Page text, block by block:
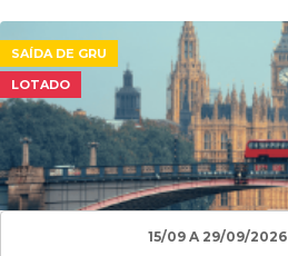
SAÍDA DE GRU
LOTADO
15/09 A 29/09/2026